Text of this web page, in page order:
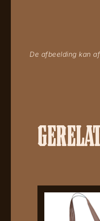
De afbeelding kan